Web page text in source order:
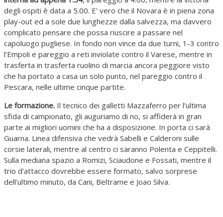
degli ospiti è data a 5.00. E’ vero che il Novara è in piena zona
play-out ed a sole due lunghezze dalla salvezza, ma davvero
complicato pensare che possa riuscire a passare nel
capoluogo pugliese. In fondo non vince da due turni, 1-3 contro
l’Empoli e pareggio a reti inviolate contro il Varese, mentre in
trasferta in trasferta ruolino di marcia ancora peggiore visto
che ha portato a casa un solo punto, nel pareggio contro il
Pescara, nelle ultime cinque partite.
Le formazione. Il tecnico dei galletti Mazzaferro per l’ultima
sfida di campionato, gli auguriamo di no, si affiderà in gran
parte ai migliori uomini che ha a disposizione. In porta ci sarà
Guarna. Linea difensiva che vedrà Sabelli e Calderoni sulle
corsie laterali, mentre al centro ci saranno Polenta e Ceppitelli.
Sulla mediana spazio a Romizi, Sciaudone e Fossati, mentre il
trio d’attacco dovrebbe essere formato, salvo sorprese
dell’ultimo minuto, da Cani, Beltrame e Joao Silva.